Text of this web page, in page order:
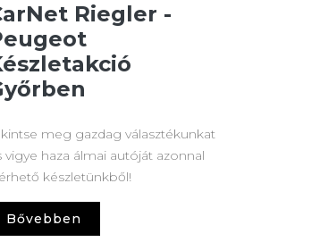
Riegler -
meg gazdag választékunkat
vigye haza álmai autóját azonnal
készletünkből!
Bővebben